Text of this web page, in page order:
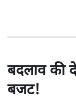
बदलाव की
बजट!